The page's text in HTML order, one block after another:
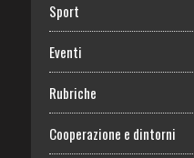
Sport
Eventi
Rubriche
Cooperazione e dintorni